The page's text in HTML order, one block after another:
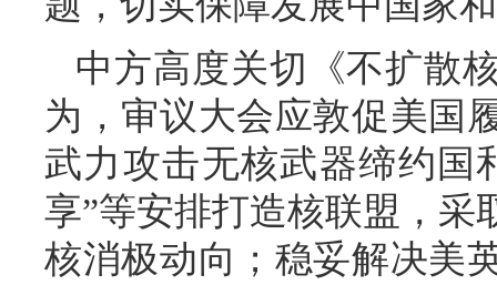
中方高度关切《不扩散
为，审议大会应敦促美国
武力攻击无核武器缔约国
享”等安排打造核联盟，采
核消极动向；稳妥解决美